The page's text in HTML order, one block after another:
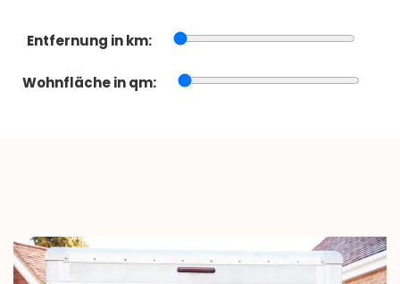
Entfernung in km:
Wohnfläche in qm: